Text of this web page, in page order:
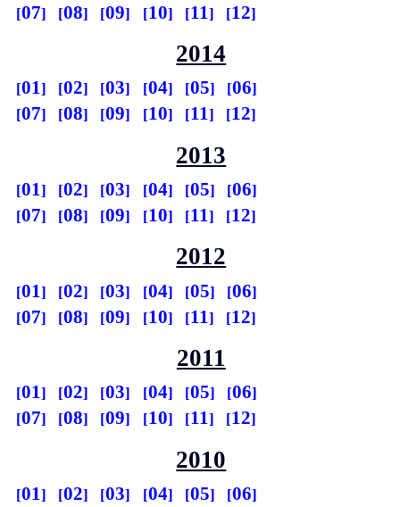
07
08 09 10 11 12
2014
01 02 03 04 05
06
07
08 09 10 11 12
2013
01 02 03 04 05
06
07
08 09 10 11 12
2012
01 02 03 04 05
06
07
08 09 10 11 12
2011
01 02 03 04 05
06
07
08 09 10 11 12
2010
01 02 03 04 05
06